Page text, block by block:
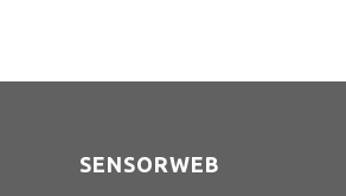
SENSORWEB